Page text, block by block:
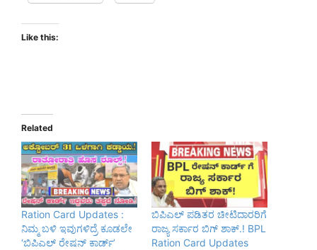
Like this:
Related
Ration Card Updates :
ನಿಮ್ಮ ಬಳಿ ಇವುಗಳಿದ್ರೆ ಕೂಡಲೇ
‘ಬಿಪಿಎಲ್ ರೇಷನ್ ಕಾರ್ಡ್’
ಬಿಪಿಎಲ್‌ ಪಡಿತರ ಚೀಟಿದಾರರಿಗೆ
ರಾಜ್ಯ ಸರ್ಕಾರ ಬಿಗ್ ಶಾಕ್.! BPL
Ration Card Updates